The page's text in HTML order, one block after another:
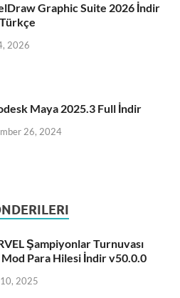
Graphic Suite 2026 İndir
2026
Maya 2025.3 Full İndir
26, 2024
Şampiyonlar Turnuvası
Para Hilesi İndir v50.0.0
2025